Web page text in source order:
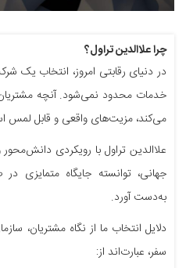
چرا علاالدین تراول؟
در دنیای رقابتی امروز، انتخاب یک
خدمات محدود نمی‌شود. آنچه
می‌کند، مزیت‌های واقعی و قابل لمس
علاالدین تراول با رویکردی
جهانی، توانسته جایگاه متمایزی
به‌دست آورد.
دلایل انتخاب ما از نگاه مشتریان،
سفر، عبارت‌اند از: